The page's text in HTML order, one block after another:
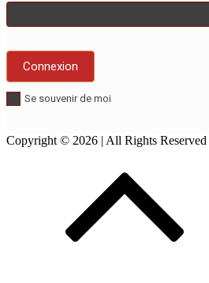
Se souvenir de moi
Copyright © 2026 | All Rights